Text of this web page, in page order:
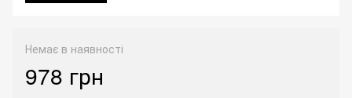
Немає в наявності
978 грн